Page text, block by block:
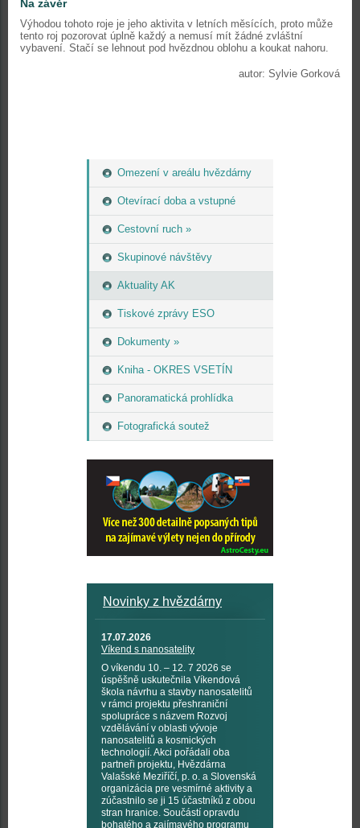
Omezení v areálu hvězdárny
Otevírací doba a vstupné
Cestovní ruch »
Skupinové návštěvy
Aktuality AK
Tiskové zprávy ESO
Dokumenty »
Kniha - OKRES VSETÍN
Panoramatická prohlídka
Fotografická soutež
Novinky z hvězdárny
17.07.2026
Víkend s nanosatelity
O víkendu 10. – 12. 7 2026 se
úspěšně uskutečnila Víkendová
škola návrhu a stavby nanosatelitů
v rámci projektu přeshraniční
spolupráce s názvem Rozvoj
vzdělávání v oblasti vývoje
nanosatelitů a kosmických
technologií. Akci pořádali oba
partneři projektu, Hvězdárna
Valašské Meziříčí, p. o. a Slovenská
organizácia pre vesmírné aktivity a
zúčastnilo se ji 15 účastníků z obou
stran hranice. Součástí opravdu
bohatého a zajímavého programu
Na závěr
Výhodou tohoto roje je jeho aktivita v letních měsících, proto může
tento roj pozorovat úplně každý a nemusí mít žádné zvláštní
vybavení. Stačí se lehnout pod hvězdnou oblohu a koukat nahoru.
autor: Sylvie Gorková